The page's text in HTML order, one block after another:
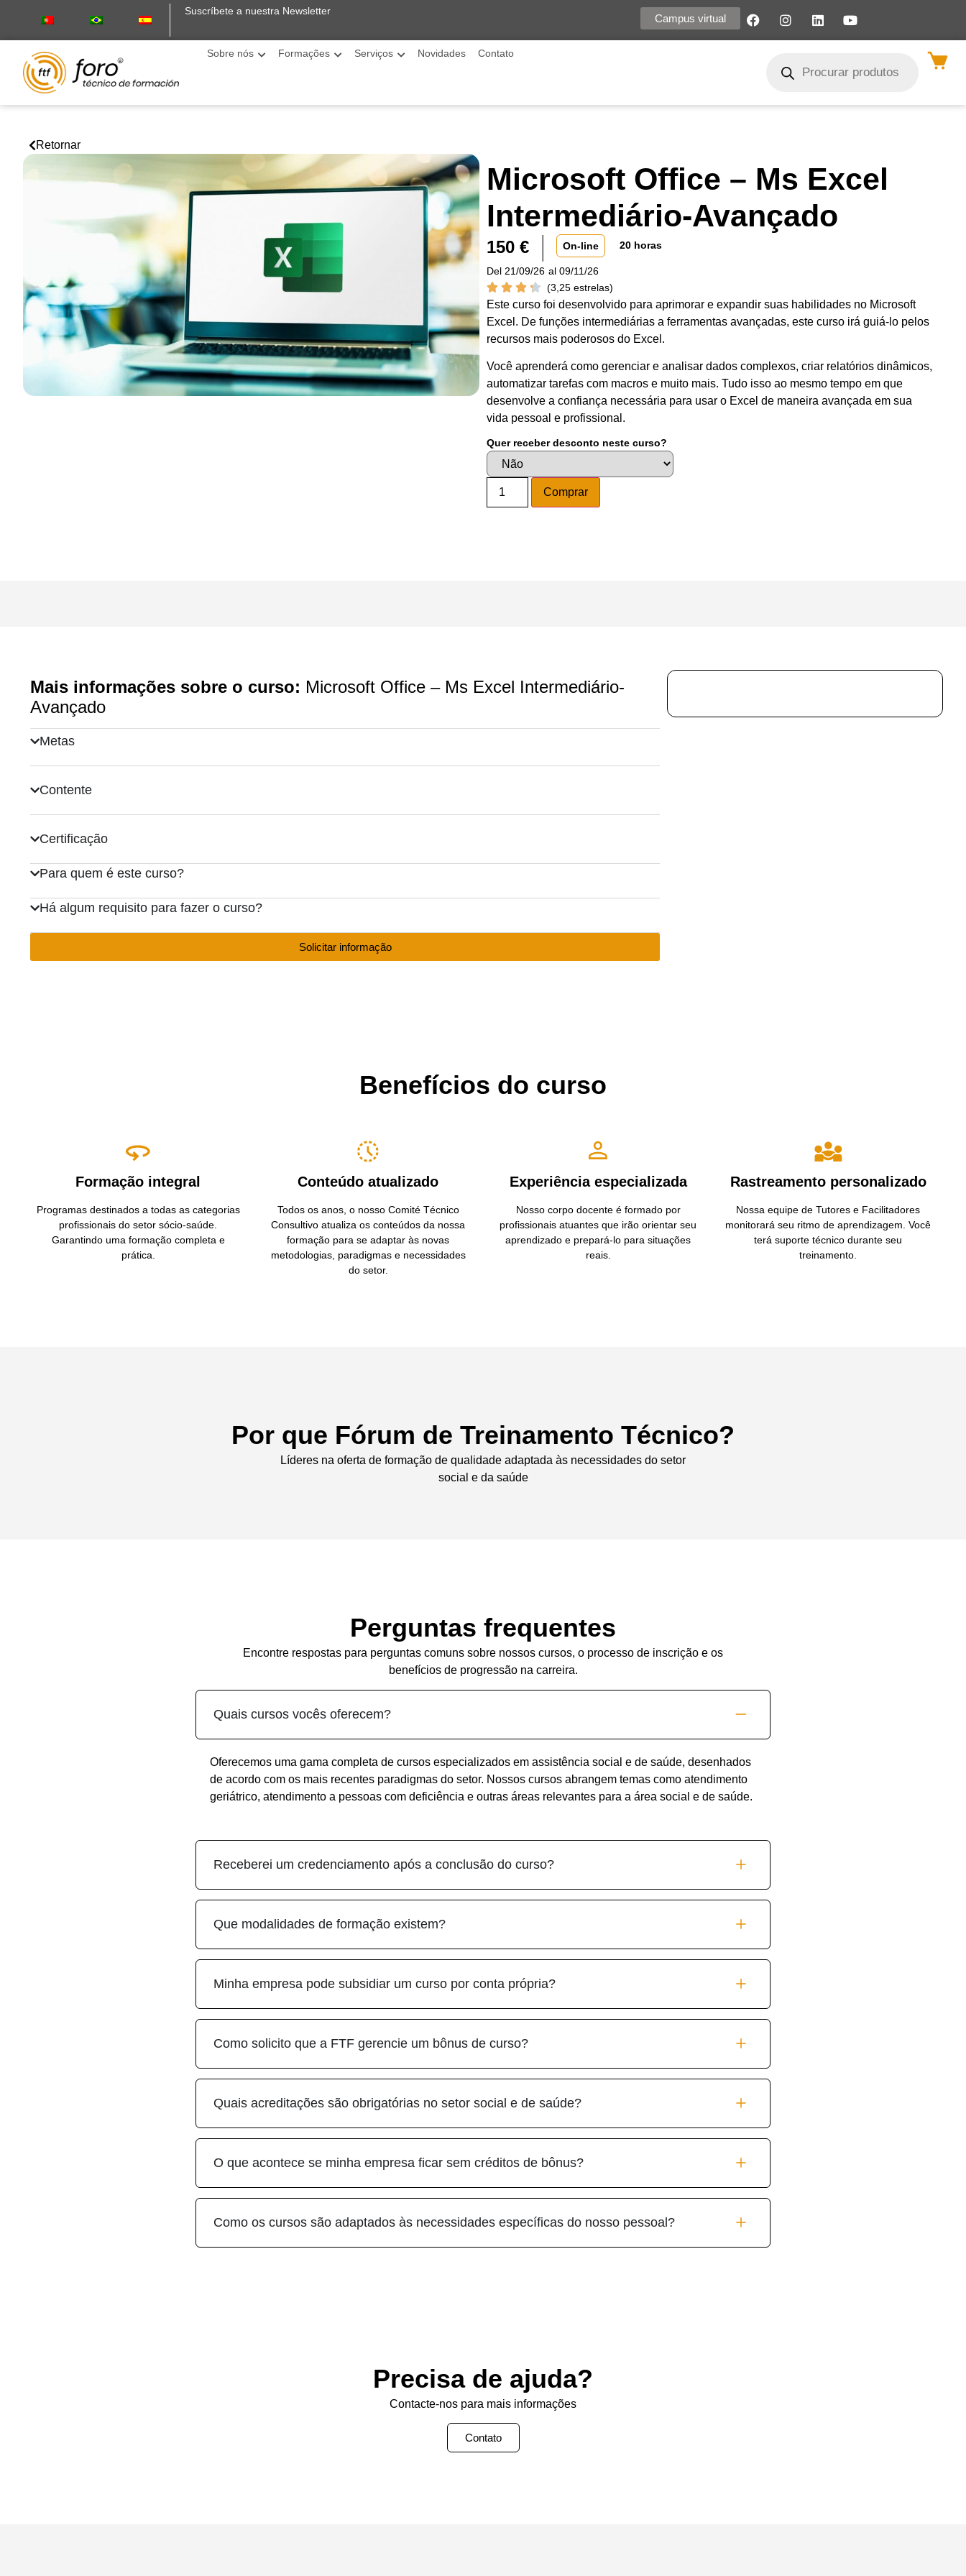
Suscríbete a nuestra Newsletter
Campus virtual
Sobre nós Formações Serviços Novidades Contato
Retornar
Microsoft Office – Ms Excel
Intermediário-Avançado
150 € On-line 20 horas
Del 21/09/26 al 09/11/26
(3,25 estrelas)
Este curso foi desenvolvido para aprimorar e expandir suas habilidades no Microsoft
Excel. De funções intermediárias a ferramentas avançadas, este curso irá guiá-lo pelos
recursos mais poderosos do Excel.
Você aprenderá como gerenciar e analisar dados complexos, criar relatórios dinâmicos,
automatizar tarefas com macros e muito mais. Tudo isso ao mesmo tempo em que
desenvolve a confiança necessária para usar o Excel de maneira avançada em sua
vida pessoal e profissional.
Quer receber desconto neste curso?
Comprar
Mais informações sobre o curso: Microsoft Office – Ms Excel Intermediário-
Avançado
Metas
Contente
Certificação
Para quem é este curso?
Há algum requisito para fazer o curso?
Solicitar informação
Benefícios do curso
Formação integral
Programas destinados a todas as categorias
profissionais do setor sócio-saúde.
Garantindo uma formação completa e
prática.
Conteúdo atualizado
Todos os anos, o nosso Comité Técnico
Consultivo atualiza os conteúdos da nossa
formação para se adaptar às novas
metodologias, paradigmas e necessidades
do setor.
Experiência especializada
Nosso corpo docente é formado por
profissionais atuantes que irão orientar seu
aprendizado e prepará-lo para situações
reais.
Rastreamento personalizado
Nossa equipe de Tutores e Facilitadores
monitorará seu ritmo de aprendizagem. Você
terá suporte técnico durante seu
treinamento.
Por que Fórum de Treinamento Técnico?
Líderes na oferta de formação de qualidade adaptada às necessidades do setor
social e da saúde
Perguntas frequentes
Encontre respostas para perguntas comuns sobre nossos cursos, o processo de inscrição e os
benefícios de progressão na carreira.
Quais cursos vocês oferecem?
Oferecemos uma gama completa de cursos especializados em assistência social e de saúde, desenhados
de acordo com os mais recentes paradigmas do setor. Nossos cursos abrangem temas como atendimento
geriátrico, atendimento a pessoas com deficiência e outras áreas relevantes para a área social e de saúde.
Receberei um credenciamento após a conclusão do curso?
Que modalidades de formação existem?
Minha empresa pode subsidiar um curso por conta própria?
Como solicito que a FTF gerencie um bônus de curso?
Quais acreditações são obrigatórias no setor social e de saúde?
O que acontece se minha empresa ficar sem créditos de bônus?
Como os cursos são adaptados às necessidades específicas do nosso pessoal?
Precisa de ajuda?
Contacte-nos para mais informações
Contato